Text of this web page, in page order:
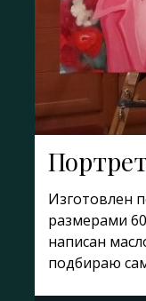
Изготовлен
размерами
написан
подбираю